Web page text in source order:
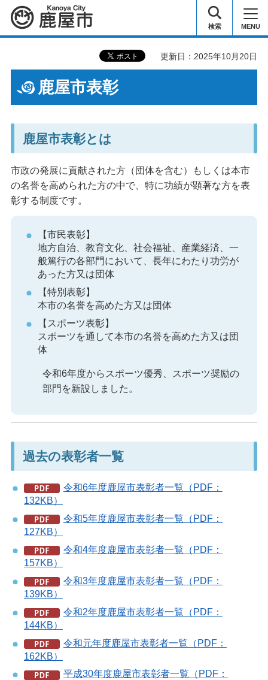
鹿屋市 検索 MENU
更新日：2025年10月20日
鹿屋市表彰
鹿屋市表彰とは
市政の発展に貢献された方（団体を含む）もしくは本市
の名誉を高められた方の中で、特に功績が顕著な方を表
彰する制度です。
【市民表彰】
地方自治、教育文化、社会福祉、産業経済、一
般篤行の各部門において、長年にわたり功労が
あった方又は団体
【特別表彰】
本市の名誉を高めた方又は団体
【スポーツ表彰】
スポーツを通して本市の名誉を高めた方又は団
体
令和6年度からスポーツ優秀、スポーツ奨励の
部門を新設しました。
過去の表彰者一覧
令和6年度鹿屋市表彰者一覧（PDF：
132KB）
令和5年度鹿屋市表彰者一覧（PDF：
127KB）
令和4年度鹿屋市表彰者一覧（PDF：
157KB）
令和3年度鹿屋市表彰者一覧（PDF：
139KB）
令和2年度鹿屋市表彰者一覧（PDF：
144KB）
令和元年度鹿屋市表彰者一覧（PDF：
162KB）
平成30年度鹿屋市表彰者一覧（PDF：